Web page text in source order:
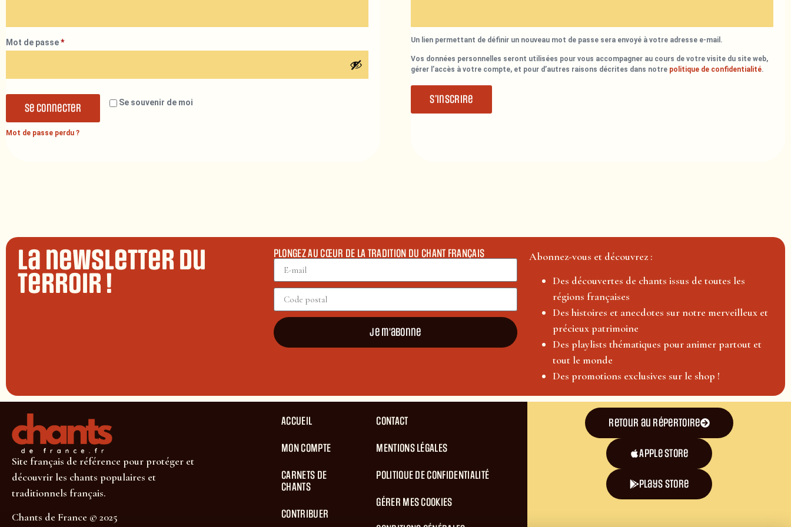
Mot de passe*
Se souvenir de moi
Se connecter
Mot de passe perdu ?
Un lien permettant de définir un nouveau mot de passe sera envoyé à votre adresse e-mail.
Vos données personnelles seront utilisées pour vous accompagner au cours de votre visite du site web,
gérer l’accès à votre compte, et pour d’autres raisons décrites dans notre politique de confidentialité.
S’inscrire
La newsletter du
terroir !
PLONGEZ AU CŒUR DE LA TRADITION DU CHANT FRANÇAIS
Je m'abonne
Abonnez-vous et découvrez :
Des découvertes de chants issus de toutes les
régions françaises
Des histoires et anecdotes sur notre merveilleux et
précieux patrimoine
Des playlists thématiques pour animer partout et
tout le monde
Des promotions exclusives sur le shop !
Site français de référence pour protéger et
découvrir les chants populaires et
traditionnels français.
Chants de France © 2025
ACCUEIL
MON COMPTE
CARNETS DE
CHANTS
CONTRIBUER
CONTACT
MENTIONS LÉGALES
POLITIQUE DE CONFIDENTIALITÉ
GÉRER MES COOKIES
Retour au répertoire
Apple Store
plays store